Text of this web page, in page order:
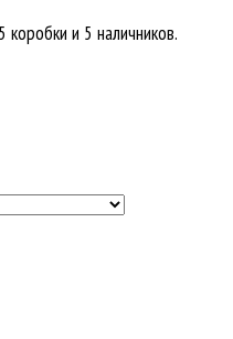
коробки и 5 наличников.